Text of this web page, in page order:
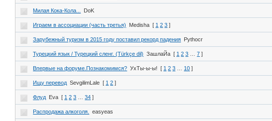
Милая Кока-Кола... DoK
Играем в ассоциации (часть третья) Medisha [ 1 2 3 ]
Зарубежный туризм в 2015 году поставил рекорд падения Pythocr
Турецкий язык / Турецкий сленг. (Türkçe dil) ЗашлаЙа [ 1 2 3 7 ]
Впервые на форуме.Познакомимся? УхТы-ы-ы! [ 1 2 3 10 ]
Ищу перевод SevgilimLale [ 1 2 ]
Флуд Eva [ 1 2 3 34 ]
Распродажа алкоголя. easyeas